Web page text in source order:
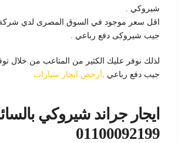
شيروكي .
اقل سعر موجود في السوق المصرى لدي شركة
جيب شيروكى دفع رباعي .
لذلك نوفر عليك الكثير من المتاعب من خلال
جيب دفع رباعي . أرخص ايجار سيارات
ايجار جراند شيروكي
01100092199